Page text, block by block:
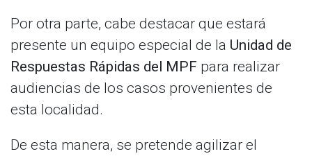
Por otra parte, cabe destacar que estará
presente un equipo especial de la Unidad de
Respuestas Rápidas del MPF para realizar
audiencias de los casos provenientes de
esta localidad.
De esta manera, se pretende agilizar el